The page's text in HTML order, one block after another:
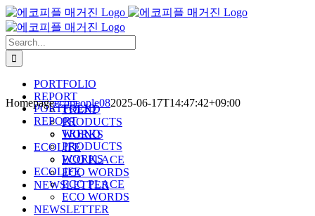
Skip
to
content
Search
for:
PORTFOLIO
REPORT
TREND
PRODUCTS
WORKS
ECOLIFE
ECO PLACE
ECO WORDS
NEWSLETTER
PORTFOLIO
REPORT
TREND
PRODUCTS
WORKS
ECOLIFE
ECO PLACE
ECO WORDS
NEWSLETTER
Homepageecopeople082025-06-17T14:47:42+09:00